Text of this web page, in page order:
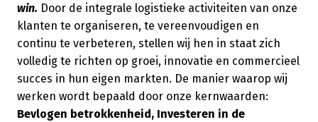
win. Door de integrale logistieke activiteiten van onze
klanten te organiseren, te vereenvoudigen en
continu te verbeteren, stellen wij hen in staat zich
volledig te richten op groei, innovatie en commercieel
succes in hun eigen markten. De manier waarop wij
werken wordt bepaald door onze kernwaarden:
Bevlogen betrokkenheid, Investeren in de